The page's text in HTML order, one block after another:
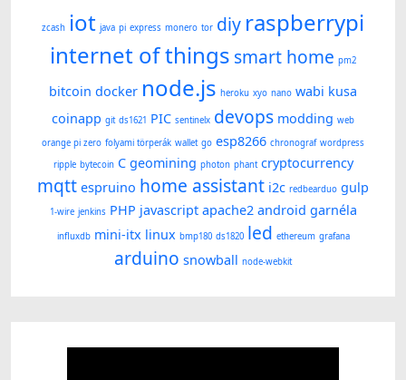
zcash iot java pi express monero tor diy raspberrypi
internet of things smart home pm2
bitcoin docker node.js heroku xyo nano wabi kusa
coinapp git ds1621 PIC sentinelx devops modding web
orange pi zero folyami törperák wallet go esp8266 chronograf wordpress
ripple bytecoin C geomining photon phant cryptocurrency
mqtt espruino home assistant i2c redbearduo gulp
1-wire jenkins PHP javascript apache2 android garnéla
influxdb mini-itx linux bmp180 ds1820 led ethereum grafana
arduino snowball node-webkit